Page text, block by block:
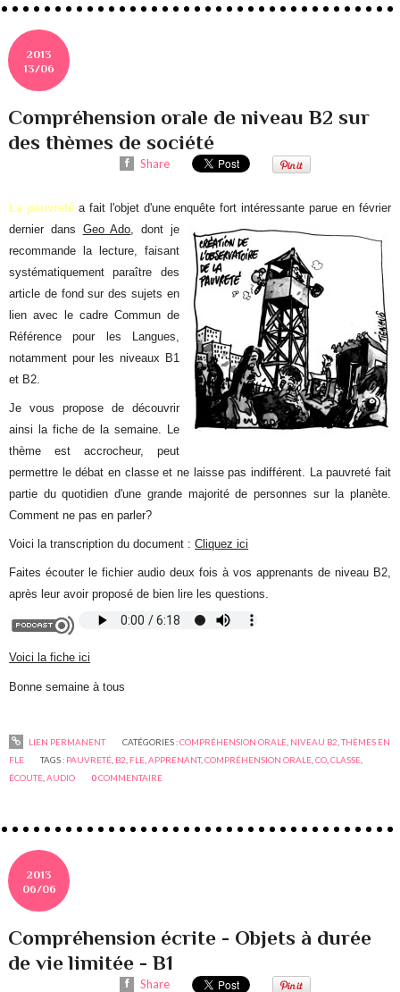
2013
13/06
Compréhension orale de niveau B2 sur
des thèmes de société
Share
La pauvreté a fait l'objet d'une enquête fort intéressante parue en février
dernier dans Geo Ado ,dont je
recommande la lecture, faisant
systématiquement paraître des
article de fond sur des sujets en
lien avec le cadre Commun de
Référence pour les Langues,
notamment pour les niveaux B1
et B2.
Je vous propose de découvrir
ainsi la fiche de la semaine. Le
thème est accrocheur, peut
permettre le débat en classe et ne laisse pas indifférent. La pauvreté fait
partie du quotidien d'une grande majorité de personnes sur la planète.
Comment ne pas en parler?
Voici la transcription du document :Cliquez ici
Faites écouter le fichier audio deux fois à vos apprenants de niveau B2,
après leur avoir proposé de bien lire les questions.
Voici la fiche ici
Bonne semaine à tous
LIEN PERMANENT CATÉGORIES :COMPRÉHENSION ORALE, NIVEAU B2 ,THÈMES EN
FLE
TAGS : PAUVRETÉ B2 FLE ,APPRENANT,COMPRÉHENSION ORALE ,CO ,CLASSE
ÉCOUTE ,AUDIO 0COMMENTAIRE
2013
06/06
Compréhension écrite - Objets à durée
de vie limitée - B1
Share